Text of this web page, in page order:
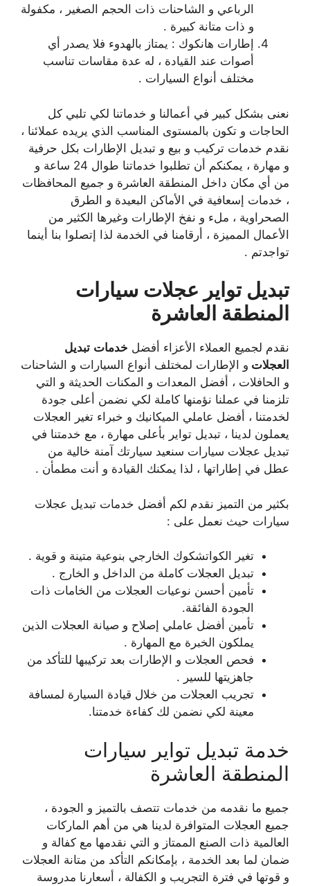
الرباعي و الشاحنات ذات الحجم الصغير ، مكفولة
و ذات متانة كبيرة .
إطارات هانكوك : يمتاز بالهدوء فلا يصدر أي
أصوات عند القيادة ، له عدة مقاسات تناسب
مختلف أنواع السيارات .
نعنى بشكل كبير في أعمالنا و خدماتنا لكي تلبي كل
الحاجات و تكون بالمستوى المناسب الذي يريده عملائنا ،
نقدم خدمات تركيب و بيع و تبديل الإطارات بكل حرفية
و مهارة ، يمكنكم أن تطلبوا خدماتنا طوال 24 ساعة و
من أي مكان داخل المنطقة العاشرة و جميع المحافظات
، خدمات إسعافية في الأماكن البعيدة و الطرق
الصحراوية ، ملء و نفخ الإطارات وغيرها الكثير من
الأعمال المميزة ، أرقامنا في الخدمة لذا إتصلوا بنا أينما
تواجدتم .
تبديل تواير عجلات سيارات
المنطقة العاشرة
نقدم لجميع العملاء الأعزاء أفضل خدمات تبديل
العجلات و الإطارات لمختلف أنواع السيارات و الشاحنات
و الحافلات ، أفضل المعدات و المكنات الحديثة و التي
تلزمنا في عملنا نؤمنها كاملة لكي نضمن أعلى جودة
لخدمتنا ، أفضل عاملي الميكانيك و خبراء تغير العجلات
يعملون لدينا ، تبديل تواير بأعلى مهارة ، مع خدمتنا في
تبديل عجلات سيارات سنعيد سيارتك آمنة خالية من
عطل في إطاراتها ، لذا يمكنك القيادة و أنت مطمأن .
بكثير من التميز نقدم لكم أفضل خدمات تبديل عجلات
سيارات حيث نعمل على :
تغير الكواتشكوك الخارجي بنوعية متينة و قوية .
تبديل العجلات كاملة من الداخل و الخارج .
تأمين أحسن نوعيات العجلات من الخامات ذات
الجودة الفائقة.
تأمين أفضل عاملي إصلاح و صيانة العجلات الذين
يملكون الخبرة مع المهارة .
فحص العجلات و الإطارات بعد تركيبها للتأكد من
جاهزيتها للسير .
تجريب العجلات من خلال قيادة السيارة لمسافة
معينة لكي نضمن لك كفاءة خدمتنا.
خدمة تبديل تواير سيارات
المنطقة العاشرة
جميع ما نقدمه من خدمات تتصف بالتميز و الجودة ،
جميع العجلات المتوافرة لدينا هي من أهم الماركات
العالمية ذات الصنع الممتاز و التي نقدمها مع كفالة و
ضمان لما بعد الخدمة ، بإمكانكم التأكد من متانة العجلات
و قوتها في فترة التجريب و الكفالة ، أسعارنا مدروسة